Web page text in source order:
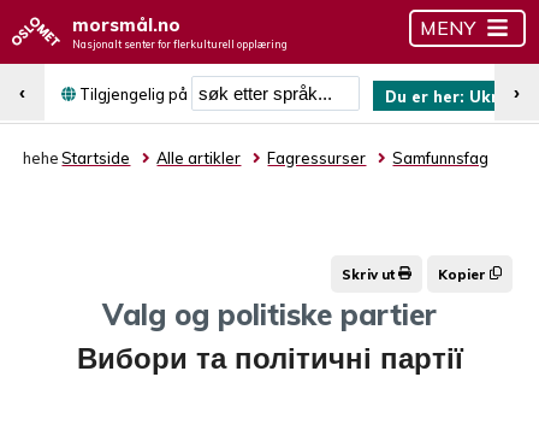
morsmål.no
Nasjonalt senter for flerkulturell opplæring
MENY
Tilgjengelig på
Søk etter språk
Du er her:
‹ ›
hehe Startside Alle artikler Fagressurser Samfunnsfag
Skriv ut Kopier
Valg og politiske partier
Вибори та політичні партії